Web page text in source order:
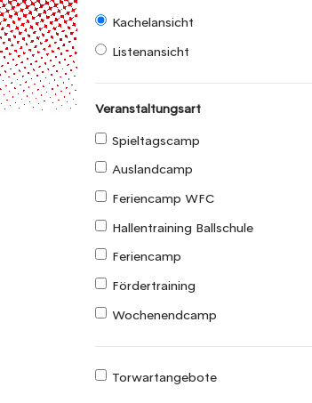
Kachelansicht
Listenansicht
Veranstaltungsart
Spieltagscamp
Auslandcamp
Feriencamp WFC
Hallentraining Ballschule
Feriencamp
Fördertraining
Wochenendcamp
Torwartangebote